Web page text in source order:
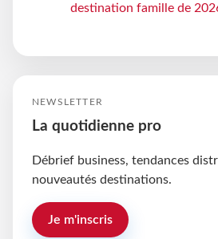
destination famille de
NEWSLETTER
La quotidienne pro
Débrief business, tendances
nouveautés destinations.
Je m'inscris